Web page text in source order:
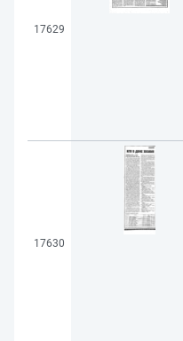
17629
17630